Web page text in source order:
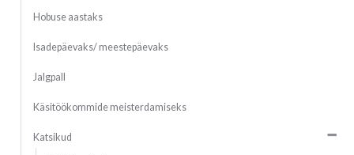
Hobuse aastaks
Isadepäevaks/ meestepäevaks
Jalgpall
Käsitöökommide meisterdamiseks
Katsikud